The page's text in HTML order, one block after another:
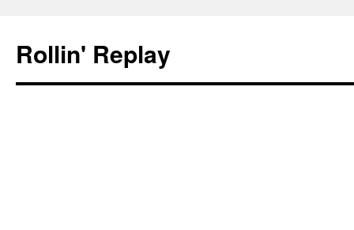
Rollin' Replay